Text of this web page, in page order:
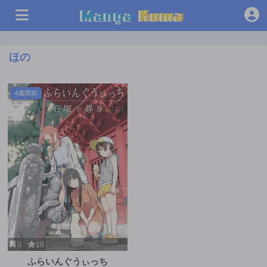
ほの
4週間前
0 10
ふらいんぐうぃっち